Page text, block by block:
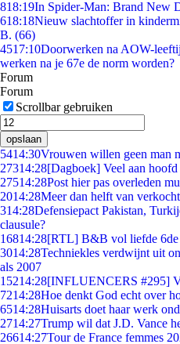
818:19In Spider-Man: Brand New
618:18Nieuw slachtoffer in
B. (66)
4517:10Doorwerken na AOW-
werken na je 67e de norm worden?
Forum
Forum
Scrollbar gebruiken
opslaan
5414:30Vrouwen willen geen man
27314:28[Dagboek] Veel aan
27514:28Post hier pas overleden
2014:28Meer dan helft van
314:28Defensiepact Pakistan,
clausule?
16814:28[RTL] B&B vol liefde 6de
3014:28Techniekles verdwijnt uit
als 2007
15214:28[INFLUENCERS #295]
7214:28Hoe denkt God echt over
6514:28Huisarts doet haar werk
2714:27Trump wil dat J.D. Vance
26614:27Tour de France femmes